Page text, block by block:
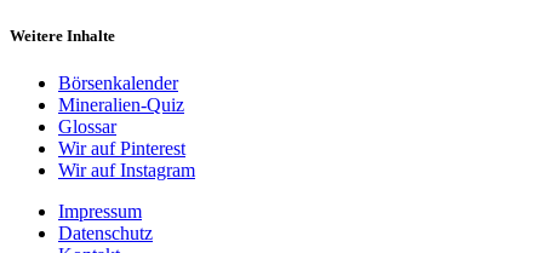
Weitere Inhalte
Börsenkalender
Mineralien-Quiz
Glossar
Wir auf Pinterest
Wir auf Instagram
Impressum
Datenschutz